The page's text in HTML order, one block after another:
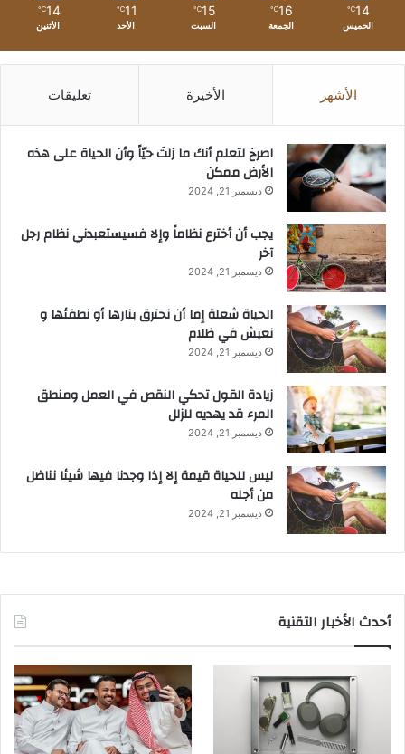
14
℃
الخميس
16
℃
الجمعة
15
℃
السبت
11
℃
الأحد
14
℃
الأثنين
الأشهر الأخيرة تعليقات
‫اصرخ لتعلم أنك ما زلتَ حيّاً وأن الحياة على هذه
الأرض ممكن
ديسمبر 21, 2024
يجب أن أخترع نظاماً وإلا فسيستعبدني نظام رجل
آخر
ديسمبر 21, 2024
الحياة شعلة إما أن نحترق بنارها أو نطفئها و
نعيش في ظلام
ديسمبر 21, 2024
زيادة القول تحكي النقص في العمل ومنطق
المرء قد يهديه للزلل
ديسمبر 21, 2024
ليس للحياة قيمة إلا إذا وجدنا فيها شيئا نناضل
من أجله
ديسمبر 21, 2024
أحدث الأخبار التقنية